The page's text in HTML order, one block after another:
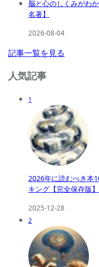
脳と心のしくみがわ
名著】
2026-08-04
記事一覧を見る
人気記事
1
2026年に読むべき本
キング【完全保存版】
2025-12-28
2